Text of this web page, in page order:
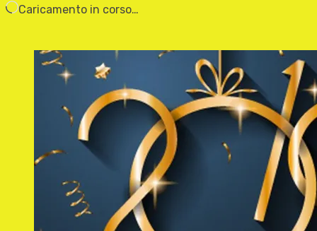
Caricamento in corso…